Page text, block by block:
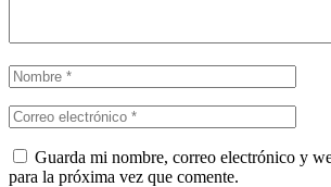
Guarda mi nombre, correo electrónico y
para la próxima vez que comente.